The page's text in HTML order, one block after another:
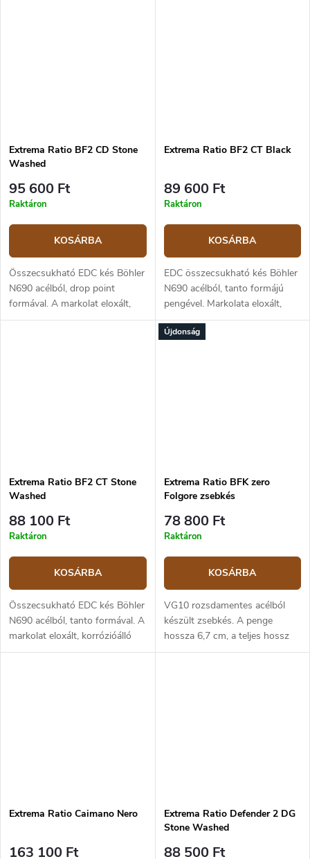
Extrema Ratio BF2 CD Stone
Washed
95 600 Ft
Raktáron
KOSÁRBA
Összecsukható EDC kés Böhler
N690 acélból, drop point
formával. A markolat eloxált,
korrózióálló alumíniumból
Extrema Ratio BF2 CT Black
89 600 Ft
Raktáron
KOSÁRBA
EDC összecsukható kés Böhler
N690 acélból, tanto formájú
pengével. Markolata eloxált,
korrózióálló alumíniumból
készült. A penge hossza 8,7
Extrema Ratio BF2 CT Stone
Washed
88 100 Ft
Raktáron
KOSÁRBA
Összecsukható EDC kés Böhler
N690 acélból, tanto formával. A
markolat eloxált, korrózióálló
alumíniumból készült. A penge
Újdonság
Extrema Ratio BFK zero
Folgore zsebkés
78 800 Ft
Raktáron
KOSÁRBA
VG10 rozsdamentes acélból
készült zsebkés. A penge
hossza 6,7 cm, a teljes hossz
16,8 cm. Fekete alumínium
Extrema Ratio Caimano Nero
163 100 Ft
Extrema Ratio Defender 2 DG
Stone Washed
88 500 Ft